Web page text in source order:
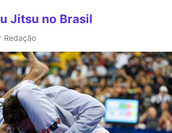
Jitsu no Brasil
Redação